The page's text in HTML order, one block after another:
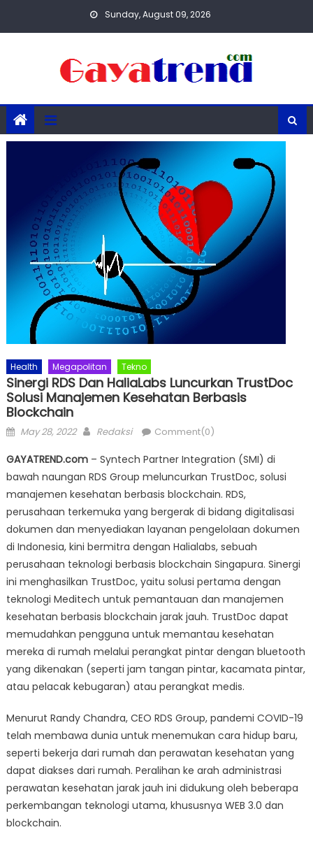
Sunday, August 09, 2026
Health Megapolitan Tekno
Sinergi RDS Dan HaliaLabs Luncurkan TrustDoc
Solusi Manajemen Kesehatan Berbasis
Blockchain
Posted
May 28, 2022 Author
Redaksi Comment(0)
GAYATREND.com– Syntech Partner Integration (SMI) di
bawah naungan RDS Group meluncurkan TrustDoc, solusi
manajemen kesehatan berbasis blockchain. RDS,
perusahaan terkemuka yang bergerak di bidang digitalisasi
dokumen dan menyediakan layanan pengelolaan dokumen
di Indonesia, kini bermitra dengan Halialabs, sebuah
perusahaan teknologi berbasis blockchain Singapura. Sinergi
ini menghasilkan TrustDoc, yaitu solusi pertama dengan
teknologi Meditech untuk pemantauan dan manajemen
kesehatan berbasis blockchain jarak jauh. TrustDoc dapat
memudahkan pengguna untuk memantau kesehatan
mereka di rumah melalui perangkat pintar dengan bluetooth
yang dikenakan (seperti jam tangan pintar, kacamata pintar,
atau pelacak kebugaran) atau perangkat medis.
Menurut Randy Chandra, CEO RDS Group, pandemi COVID-19
telah membawa dunia untuk menemukan cara hidup baru,
seperti bekerja dari rumah dan perawatan kesehatan yang
dapat diakses dari rumah. Peralihan ke arah administrasi
perawatan kesehatan jarak jauh ini didukung oleh beberapa
perkembangan teknologi utama, khususnya WEB 3.0 dan
blockchain.